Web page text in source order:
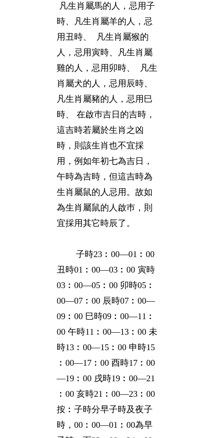
凡生肖屬馬的人，忌用子
時、凡生肖屬羊的人，忌
用丑時、 凡生肖屬猴的
人，忌用寅時、凡生肖屬
雞的人，忌用卯時、 凡生
肖屬犬的人，忌用辰時、
凡生肖屬豬的人，忌用巳
時、 在啟巿吉日的吉時，
這吉時若屬於生肖之凶
時，則該生肖也不宜採
用，例如年初七為吉日，
午時為吉時，但這吉時為
生肖屬鼠的人忌用。故如
為生肖屬鼠的人啟巿，則
宜採用其它時辰了。
子時23︰00—01︰00
丑時01︰00—03︰00 寅時
03︰00—05︰00 卯時05︰
00—07︰00 辰時07︰00—
09︰00 巳時09︰00—11︰
00 午時11︰00—13︰00 未
時13︰00—15︰00 申時15
︰00—17︰00 酉時17︰00
—19︰00 戌時19︰00—21
︰00 亥時21︰00—23︰00
按︰子時分早子時及夜子
時，00︰00—01︰00為早